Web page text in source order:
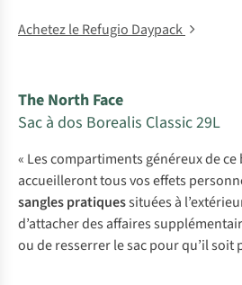
Achetez le Refugio Daypack
The North Face
Sac à dos Borealis Classic 29L
« Les compartiments généreux de ce
accueilleront tous vos effets
sangles pratiquessituées à
d’attacher des affaires
ou de resserrer le sac pour qu’il soit